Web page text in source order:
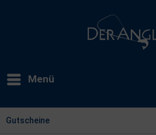
Menü
Gutscheine